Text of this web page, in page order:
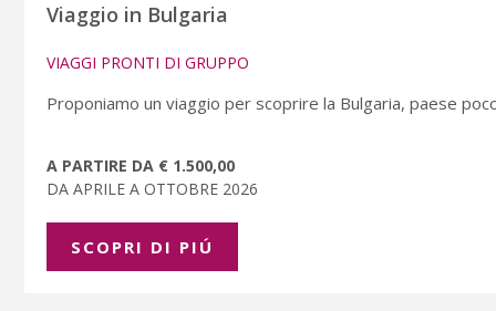
Viaggio in Bulgaria
VIAGGI PRONTI DI GRUPPO
Proponiamo un viaggio per scoprire la Bulgaria, paese
A PARTIRE DA € 1.500,00
DA APRILE A OTTOBRE 2026
SCOPRI DI PIÚ